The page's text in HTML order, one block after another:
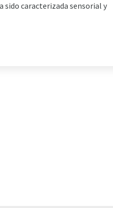
sido caracterizada sensorial y